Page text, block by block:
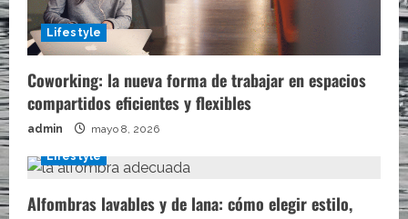
Lifestyle
Coworking: la nueva forma de trabajar en espacios
compartidos eficientes y flexibles
admin mayo 8, 2026
Lifestyle
Alfombras lavables y de lana: cómo elegir estilo,